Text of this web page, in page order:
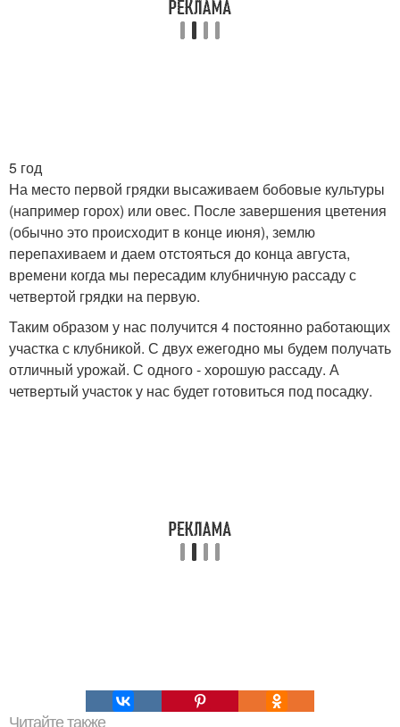
5 год
На место первой грядки высаживаем бобовые культуры
(например горох) или овес. После завершения цветения
(обычно это происходит в конце июня), землю
перепахиваем и даем отстояться до конца августа,
времени когда мы пересадим клубничную рассаду с
четвертой грядки на первую.
Таким образом у нас получится 4 постоянно работающих
участка с клубникой. С двух ежегодно мы будем получать
отличный урожай. С одного - хорошую рассаду. А
четвертый участок у нас будет готовиться под посадку.
Читайте также